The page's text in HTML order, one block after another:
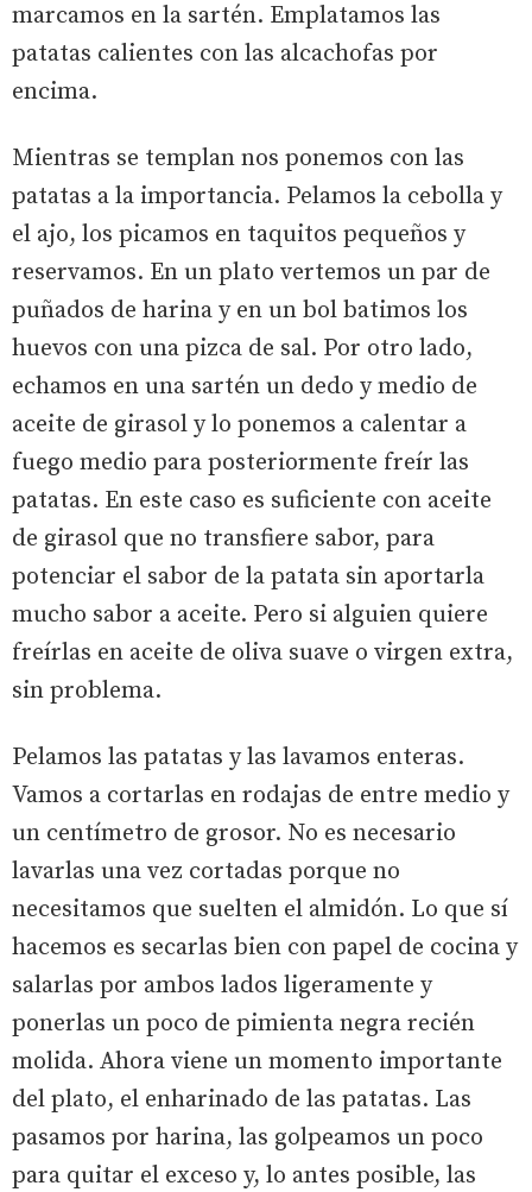
marcamos en la sartén. Emplatamos las
patatas calientes con las alcachofas por
encima.
Mientras se templan nos ponemos con las
patatas a la importancia. Pelamos la cebolla y
el ajo, los picamos en taquitos pequeños y
reservamos. En un plato vertemos un par de
puñados de harina y en un bol batimos los
huevos con una pizca de sal. Por otro lado,
echamos en una sartén un dedo y medio de
aceite de girasol y lo ponemos a calentar a
fuego medio para posteriormente freír las
patatas. En este caso es suficiente con aceite
de girasol que no transfiere sabor, para
potenciar el sabor de la patata sin aportarla
mucho sabor a aceite. Pero si alguien quiere
freírlas en aceite de oliva suave o virgen extra,
sin problema.
Pelamos las patatas y las lavamos enteras.
Vamos a cortarlas en rodajas de entre medio y
un centímetro de grosor. No es necesario
lavarlas una vez cortadas porque no
necesitamos que suelten el almidón. Lo que sí
hacemos es secarlas bien con papel de cocina y
salarlas por ambos lados ligeramente y
ponerlas un poco de pimienta negra recién
molida. Ahora viene un momento importante
del plato, el enharinado de las patatas. Las
pasamos por harina, las golpeamos un poco
para quitar el exceso y, lo antes posible, las